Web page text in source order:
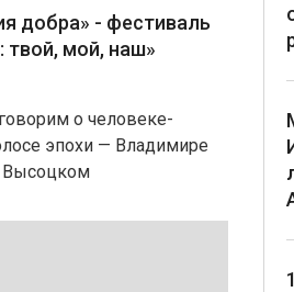
добра» - фестиваль
твой, мой, наш»
о человеке-
эпохи — Владимире
Высоцком